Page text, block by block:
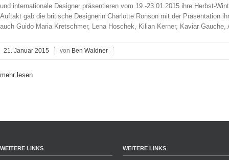
und internationale Designer präsentieren vom 19.-23.01.2015 ihre Herbst-
Auftakt gab die britische Designerin Charlotte Ronson mit der Präsentation
auch Guido Maria Kretschmer, Lena Hoschek, Kilian Kerner, Kaviar Gauche,
21. Januar 2015 von Ben Waldner
mehr lesen
WEITERE LINKS WEITERE LINKS